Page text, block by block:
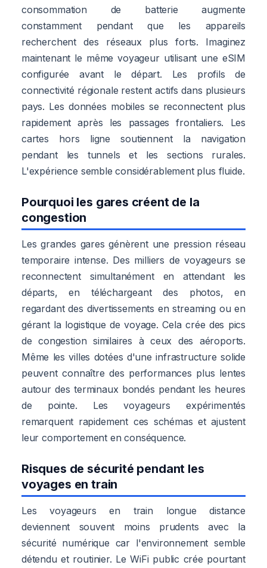
consommation de batterie augmente
constamment pendant que les appareils
recherchent des réseaux plus forts. Imaginez
maintenant le même voyageur utilisant une eSIM
configurée avant le départ. Les profils de
connectivité régionale restent actifs dans plusieurs
pays. Les données mobiles se reconnectent plus
rapidement après les passages frontaliers. Les
cartes hors ligne soutiennent la navigation
pendant les tunnels et les sections rurales.
L'expérience semble considérablement plus fluide.
Pourquoi les gares créent de la
congestion
Les grandes gares génèrent une pression réseau
temporaire intense. Des milliers de voyageurs se
reconnectent simultanément en attendant les
départs, en téléchargeant des photos, en
regardant des divertissements en streaming ou en
gérant la logistique de voyage. Cela crée des pics
de congestion similaires à ceux des aéroports.
Même les villes dotées d'une infrastructure solide
peuvent connaître des performances plus lentes
autour des terminaux bondés pendant les heures
de pointe. Les voyageurs expérimentés
remarquent rapidement ces schémas et ajustent
leur comportement en conséquence.
Risques de sécurité pendant les
voyages en train
Les voyageurs en train longue distance
deviennent souvent moins prudents avec la
sécurité numérique car l'environnement semble
détendu et routinier. Le WiFi public crée pourtant